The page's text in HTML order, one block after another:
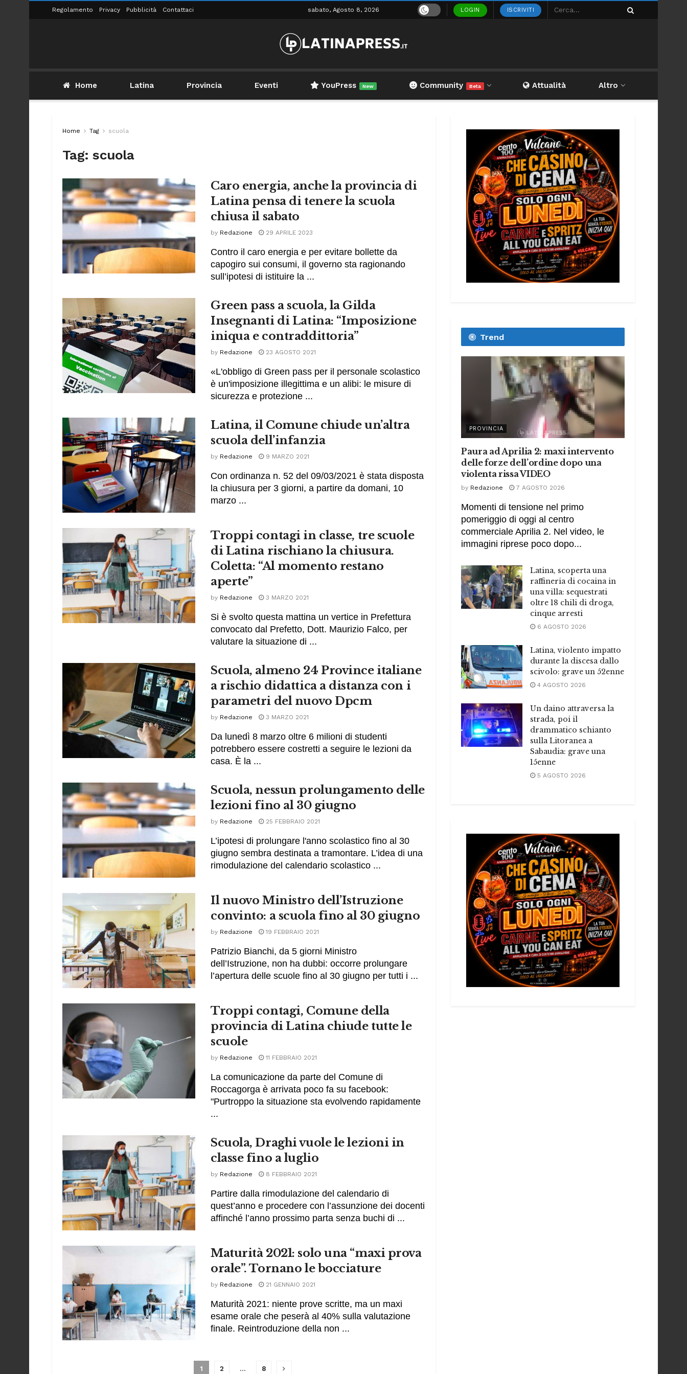
Regolamento Privacy Pubblicità Contattaci sabato, Agosto 8, 2026 LOGIN ISCRIVITI
Home Latina Provincia Eventi YouPress New Community Beta Attualità Altro
Home Tag scuola
Tag:scuola
Caro energia, anche la provincia di
Latina pensa di tenere la scuola
chiusa il sabato
by Redazione 29 APRILE 2023
Contro il caro energia e per evitare bollette da
capogiro sui consumi, il governo sta ragionando
sull’ipotesi di istituire la ...
Green pass a scuola, la Gilda
Insegnanti di Latina: “Imposizione
iniqua e contraddittoria”
by Redazione 23 AGOSTO 2021
«L'obbligo di Green pass per il personale scolastico
è un'imposizione illegittima e un alibi: le misure di
sicurezza e protezione ...
Latina, il Comune chiude un’altra
scuola dell’infanzia
by Redazione 9 MARZO 2021
Con ordinanza n. 52 del 09/03/2021 è stata disposta
la chiusura per 3 giorni, a partire da domani, 10
marzo ...
Troppi contagi in classe, tre scuole
di Latina rischiano la chiusura.
Coletta: “Al momento restano
aperte”
by Redazione 3 MARZO 2021
Si è svolto questa mattina un vertice in Prefettura
convocato dal Prefetto, Dott. Maurizio Falco, per
valutare la situazione di ...
Scuola, almeno 24 Province italiane
a rischio didattica a distanza con i
parametri del nuovo Dpcm
by Redazione 3 MARZO 2021
Da lunedì 8 marzo oltre 6 milioni di studenti
potrebbero essere costretti a seguire le lezioni da
casa. È la ...
Scuola, nessun prolungamento delle
lezioni fino al 30 giugno
by Redazione 25 FEBBRAIO 2021
L’ipotesi di prolungare l'anno scolastico fino al 30
giugno sembra destinata a tramontare. L’idea di una
rimodulazione del calendario scolastico ...
Il nuovo Ministro dell’Istruzione
convinto: a scuola fino al 30 giugno
by Redazione 19 FEBBRAIO 2021
Patrizio Bianchi, da 5 giorni Ministro
dell’Istruzione, non ha dubbi: occorre prolungare
l’apertura delle scuole fino al 30 giugno per tutti i ...
Troppi contagi, Comune della
provincia di Latina chiude tutte le
scuole
by Redazione 11 FEBBRAIO 2021
La comunicazione da parte del Comune di
Roccagorga è arrivata poco fa su facebook:
"Purtroppo la situazione sta evolvendo rapidamente
...
Scuola, Draghi vuole le lezioni in
classe fino a luglio
by Redazione 8 FEBBRAIO 2021
Partire dalla rimodulazione del calendario di
quest’anno e procedere con l’assunzione dei docenti
affinché l’anno prossimo parta senza buchi di ...
Maturità 2021: solo una “maxi prova
orale”. Tornano le bocciature
by Redazione 21 GENNAIO 2021
Maturità 2021: niente prove scritte, ma un maxi
esame orale che peserà al 40% sulla valutazione
finale. Reintroduzione della non ...
1 2 … 8
Trend
PROVINCIA
Paura ad Aprilia 2: maxi intervento
delle forze dell’ordine dopo una
violenta rissa VIDEO
by Redazione 7 AGOSTO 2026
Momenti di tensione nel primo
pomeriggio di oggi al centro
commerciale Aprilia 2. Nel video, le
immagini riprese poco dopo...
Latina, scoperta una
raffineria di cocaina in
una villa: sequestrati
oltre 18 chili di droga,
cinque arresti
6 AGOSTO 2026
Latina, violento impatto
durante la discesa dallo
scivolo: grave un 52enne
4 AGOSTO 2026
Un daino attraversa la
strada, poi il
drammatico schianto
sulla Litoranea a
Sabaudia: grave una
15enne
5 AGOSTO 2026